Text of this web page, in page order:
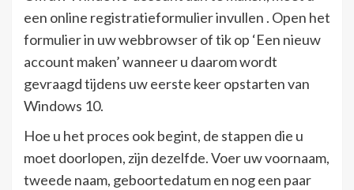
een online registratieformulier invullen . Open het
formulier in uw webbrowser of tik op ‘Een nieuw
account maken’ wanneer u daarom wordt
gevraagd tijdens uw eerste keer opstarten van
Windows 10.
Hoe u het proces ook begint, de stappen die u
moet doorlopen, zijn dezelfde. Voer uw voornaam,
tweede naam, geboortedatum en nog een paar